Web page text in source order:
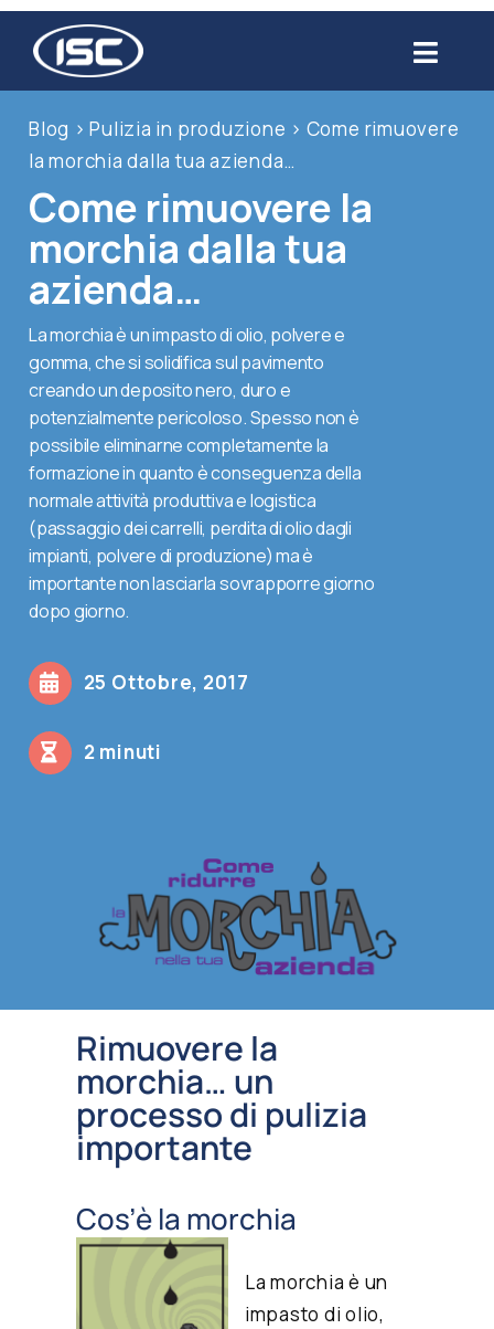
contenuto
Chi siamo
Prodotti
Settori
Servizi
Usato
Blog
Contatti
Shop
Cerca
Blog >Pulizia in produzione > Come rimuovere
la morchia dalla tua azienda…
Come rimuovere la
morchia dalla tua
azienda…
La morchia è un impasto di olio, polvere e
gomma, che si solidifica sul pavimento
creando un deposito nero, duro e
potenzialmente pericoloso. Spesso non è
possibile eliminarne completamente la
formazione in quanto è conseguenza della
normale attività produttiva e logistica
(passaggio dei carrelli, perdita di olio dagli
impianti, polvere di produzione) ma è
importante non lasciarla sovrapporre giorno
dopo giorno.
25 Ottobre, 2017
2 minuti
Rimuovere la
morchia… un
processo di pulizia
importante
Cos’è la morchia
La morchia è un
impasto di olio,